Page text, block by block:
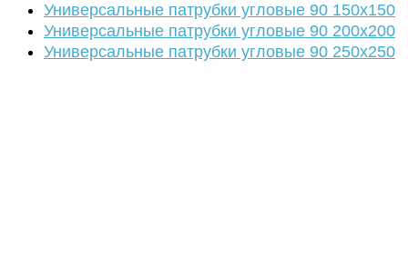
Универсальные патрубки угловые 90 150х150
Универсальные патрубки угловые 90 200х200
Универсальные патрубки угловые 90 250х250